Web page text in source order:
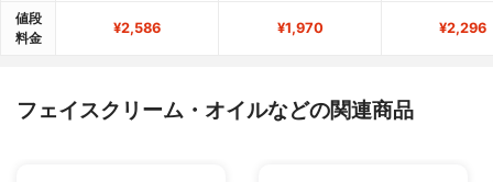
値段
料金
¥2,586 ¥1,970 ¥2,296
フェイスクリーム・オイルなどの関連商品